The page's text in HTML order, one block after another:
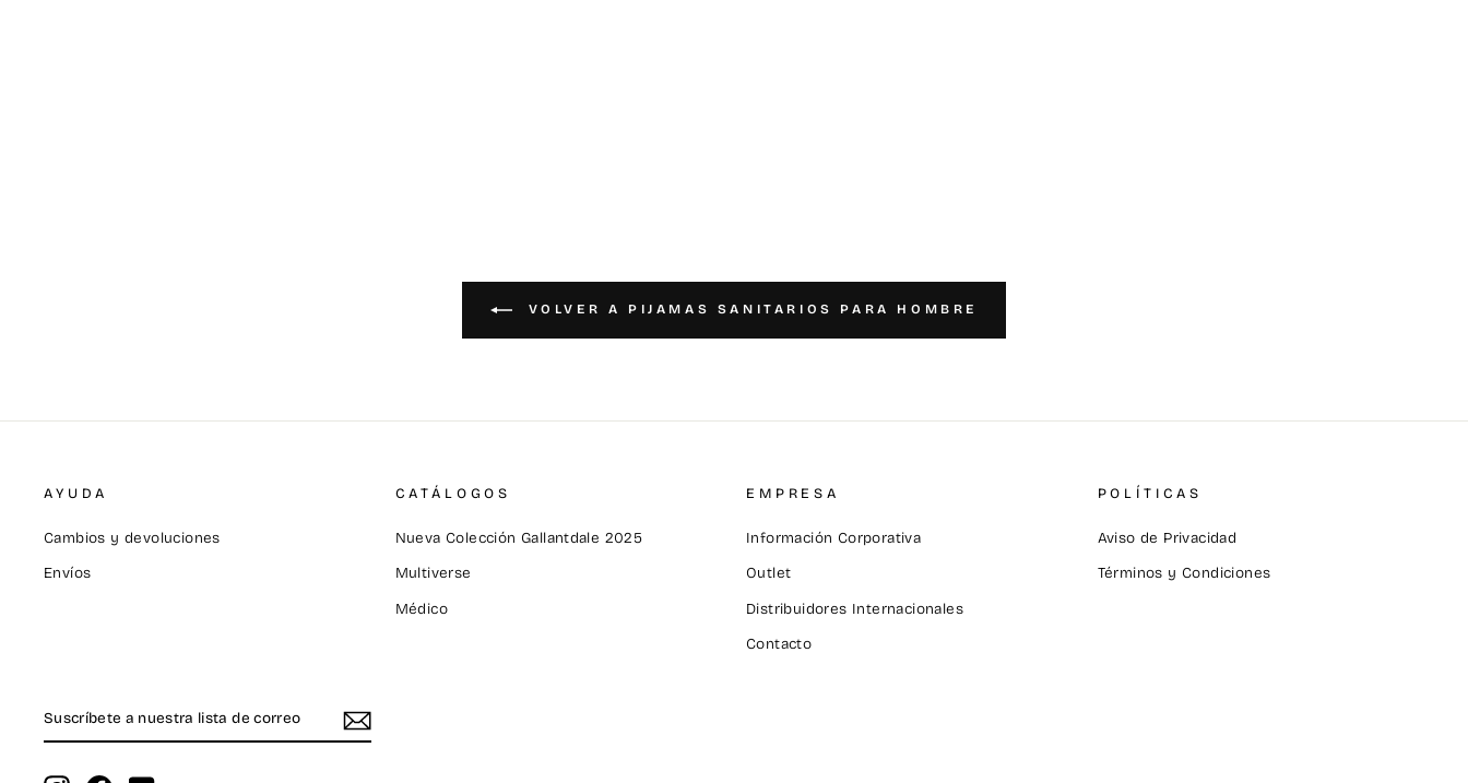
VOLVER A PIJAMAS SANITARIOS PARA HOMBRE
AYUDA
Cambios y devoluciones
Envíos
CATÁLOGOS
Nueva Colección Gallantdale 2025
Multiverse
Médico
EMPRESA
Información Corporativa
Outlet
Distribuidores Internacionales
Contacto
POLÍTICAS
Aviso de Privacidad
Términos y Condiciones
A
NUESTRA
DE